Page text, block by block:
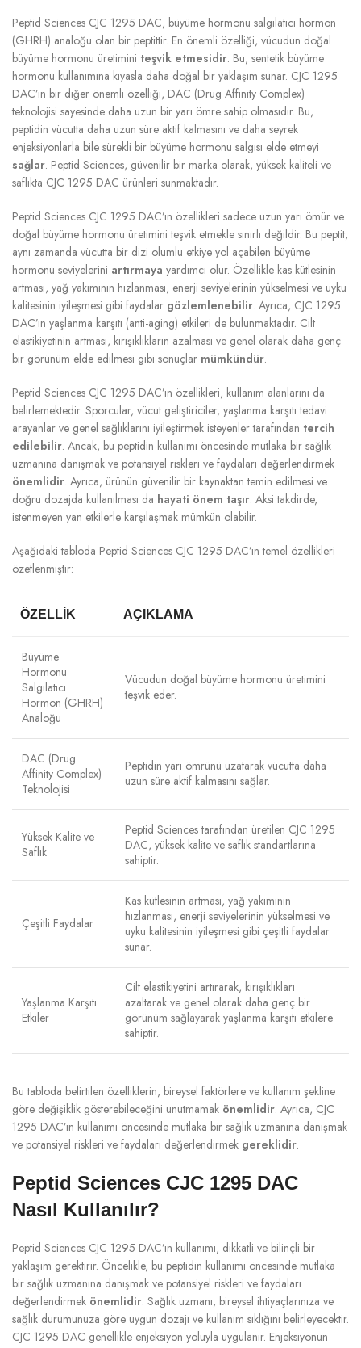
Peptid Sciences CJC 1295 DAC, büyüme hormonu salgılatıcı hormon
(GHRH) analoğu olan bir peptittir. En önemli özelliği, vücudun doğal
büyüme hormonu üretimini teşvik etmesidir. Bu, sentetik büyüme
hormonu kullanımına kıyasla daha doğal bir yaklaşım sunar. CJC 1295
DAC’ın bir diğer önemli özelliği, DAC (Drug Affinity Complex)
teknolojisi sayesinde daha uzun bir yarı ömre sahip olmasıdır. Bu,
peptidin vücutta daha uzun süre aktif kalmasını ve daha seyrek
enjeksiyonlarla bile sürekli bir büyüme hormonu salgısı elde etmeyi
sağlar. Peptid Sciences, güvenilir bir marka olarak, yüksek kaliteli ve
saflıkta CJC 1295 DAC ürünleri sunmaktadır.
Peptid Sciences CJC 1295 DAC’ın özellikleri sadece uzun yarı ömür ve
doğal büyüme hormonu üretimini teşvik etmekle sınırlı değildir. Bu peptit,
aynı zamanda vücutta bir dizi olumlu etkiye yol açabilen büyüme
hormonu seviyelerini artırmaya yardımcı olur. Özellikle kas kütlesinin
artması, yağ yakımının hızlanması, enerji seviyelerinin yükselmesi ve uyku
kalitesinin iyileşmesi gibi faydalar gözlemlenebilir. Ayrıca, CJC 1295
DAC’ın yaşlanma karşıtı (anti-aging) etkileri de bulunmaktadır. Cilt
elastikiyetinin artması, kırışıklıkların azalması ve genel olarak daha genç
bir görünüm elde edilmesi gibi sonuçlar mümkündür.
Peptid Sciences CJC 1295 DAC’ın özellikleri, kullanım alanlarını da
belirlemektedir. Sporcular, vücut geliştiriciler, yaşlanma karşıtı tedavi
arayanlar ve genel sağlıklarını iyileştirmek isteyenler tarafından tercih
edilebilir. Ancak, bu peptidin kullanımı öncesinde mutlaka bir sağlık
uzmanına danışmak ve potansiyel riskleri ve faydaları değerlendirmek
önemlidir. Ayrıca, ürünün güvenilir bir kaynaktan temin edilmesi ve
doğru dozajda kullanılması da hayati önem taşır. Aksi takdirde,
istenmeyen yan etkilerle karşılaşmak mümkün olabilir.
Aşağıdaki tabloda Peptid Sciences CJC 1295 DAC’ın temel özellikleri
özetlenmiştir:
ÖZELLIK AÇIKLAMA
Büyüme
Hormonu
Salgılatıcı
Hormon (GHRH)
Analoğu
Vücudun doğal büyüme hormonu üretimini
teşvik eder.
DAC (Drug
Affinity Complex)
Teknolojisi
Peptidin yarı ömrünü uzatarak vücutta daha
uzun süre aktif kalmasını sağlar.
Yüksek Kalite ve
Saflık
Peptid Sciences tarafından üretilen CJC 1295
DAC, yüksek kalite ve saflık standartlarına
sahiptir.
Çeşitli Faydalar
Kas kütlesinin artması, yağ yakımının
hızlanması, enerji seviyelerinin yükselmesi ve
uyku kalitesinin iyileşmesi gibi çeşitli faydalar
sunar.
Yaşlanma Karşıtı
Etkiler
Cilt elastikiyetini artırarak, kırışıklıkları
azaltarak ve genel olarak daha genç bir
görünüm sağlayarak yaşlanma karşıtı etkilere
sahiptir.
Bu tabloda belirtilen özelliklerin, bireysel faktörlere ve kullanım şekline
göre değişiklik gösterebileceğini unutmamak önemlidir. Ayrıca, CJC
1295 DAC’ın kullanımı öncesinde mutlaka bir sağlık uzmanına danışmak
ve potansiyel riskleri ve faydaları değerlendirmek gereklidir.
Peptid Sciences CJC 1295 DAC
Nasıl Kullanılır?
Peptid Sciences CJC 1295 DAC’ın kullanımı, dikkatli ve bilinçli bir
yaklaşım gerektirir. Öncelikle, bu peptidin kullanımı öncesinde mutlaka
bir sağlık uzmanına danışmak ve potansiyel riskleri ve faydaları
değerlendirmek önemlidir. Sağlık uzmanı, bireysel ihtiyaçlarınıza ve
sağlık durumunuza göre uygun dozajı ve kullanım sıklığını belirleyecektir.
CJC 1295 DAC genellikle enjeksiyon yoluyla uygulanır. Enjeksiyonun